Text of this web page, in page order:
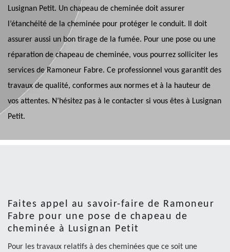
Lusignan Petit. Un chapeau de cheminée doit assurer
l’étanchéité de la cheminée pour protéger le conduit. Il doit
assurer aussi un bon tirage de la fumée. Pour une pose ou une
réparation de chapeau de cheminée, vous pourrez solliciter les
services de Ramoneur Fabre. Ce professionnel vous garantit des
travaux de qualité, conformes aux normes et à la hauteur de
vos attentes. N’hésitez pas à le contacter si vous êtes à Lusignan
Petit.
Faites appel au savoir-faire de Ramoneur
Fabre pour une pose de chapeau de
cheminée à Lusignan Petit
Pour les travaux relatifs à des cheminées que ce soit une